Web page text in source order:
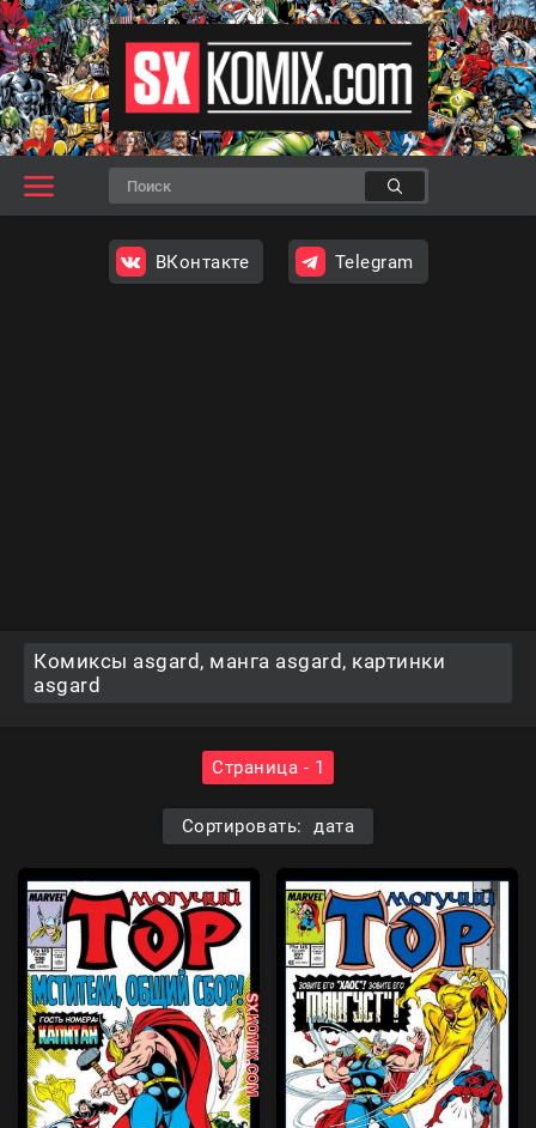
ВКонтакте Telegram
Комиксы asgard, манга asgard, картинки
asgard
Страница - 1
Сортировать: дата